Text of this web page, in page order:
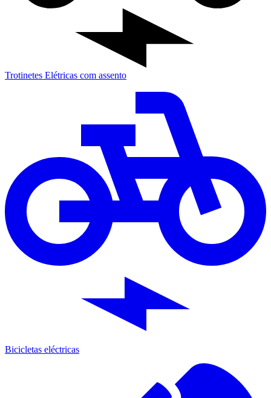
Trotinetes Elétricas com assento
Bicicletas eléctricas